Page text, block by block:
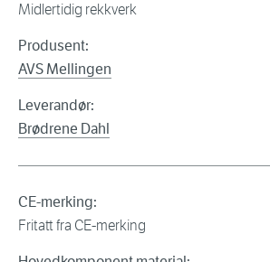
Midlertidig rekkverk
Produsent:
AVS Mellingen
Leverandør:
Brødrene Dahl
CE-merking:
Fritatt fra CE-merking